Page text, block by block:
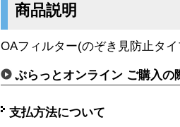
商品説明
OAフィルター(のぞき見防止タ
ぷらっとオンライン ご購入の
支払方法について